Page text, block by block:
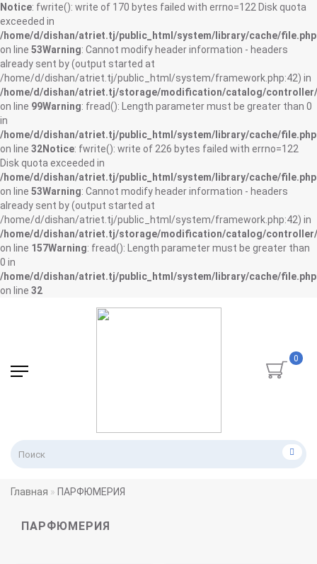
Notice: fwrite(): write of 170 bytes failed with errno=122 Disk quota
exceeded in
/home/d/dishan/atriet.tj/public_html/system/library/cache/file.php
on line 53Warning: Cannot modify header information - headers
already sent by (output started at
/home/d/dishan/atriet.tj/public_html/system/framework.php:42) in
/home/d/dishan/atriet.tj/storage/modification/catalog/
on line 99Warning: fread(): Length parameter must be greater than 0
in
/home/d/dishan/atriet.tj/public_html/system/library/cache/file.php
on line 32Notice: fwrite(): write of 226 bytes failed with errno=122
Disk quota exceeded in
/home/d/dishan/atriet.tj/public_html/system/library/cache/file.php
on line 53Warning: Cannot modify header information - headers
already sent by (output started at
/home/d/dishan/atriet.tj/public_html/system/framework.php:42) in
/home/d/dishan/atriet.tj/storage/modification/catalog/
on line 157Warning: fread(): Length parameter must be greater than
0 in
/home/d/dishan/atriet.tj/public_html/system/library/cache/file.php
on line 32
0
Главная ПАРФЮМЕРИЯ
ПАРФЮМЕРИЯ